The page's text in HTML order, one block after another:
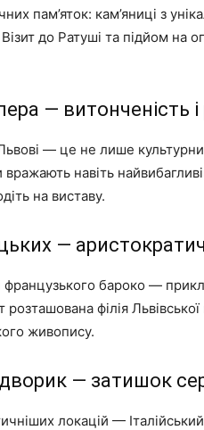
пам’яток: кам’яниці з
Візит до Ратуші та підйом
— витонченість і
— це не лише
вражають навіть
на виставу.
—
французького бароко —
розташована філія
живопису.
дворик — затишок
локацій —